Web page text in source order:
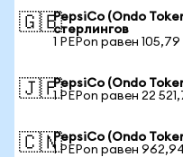
🇬🇧PepsiCo (Ondo
стерлингов
1 PEPon равен 105,79
🇯🇵PepsiCo (Ondo
1 PEPon равен 22
🇨🇳PepsiCo (Ondo
1 PEPon равен